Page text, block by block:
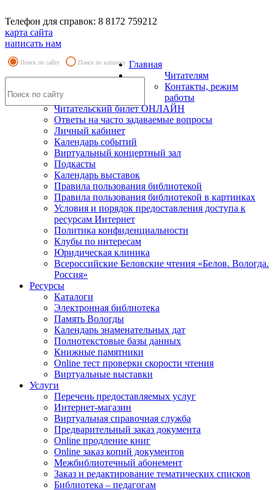
Телефон для справок: 8 8172 759212
карта сайта
написать нам
Поиск по сайту Поиск по каталогу Главная
Читателям
Контакты, режим
работы
Читательский билет ОНЛАЙН
Ответы на часто задаваемые вопросы
Личный кабинет
Календарь событий
Виртуальный концертный зал
Подкасты
Календарь выставок
Правила пользования библиотекой
Правила пользования библиотекой в картинках
Условия и порядок предоставления доступа к
ресурсам Интернет
Политика конфиденциальности
Клубы по интересам
Юридическая клиника
Всероссийские Беловские чтения «Белов. Вологда.
Россия»
Ресурсы
Каталоги
Электронная библиотека
Память Вологды
Календарь знаменательных дат
Полнотекстовые базы данных
Книжные памятники
Online тест проверки скорости чтения
Виртуальные выставки
Услуги
Перечень предоставляемых услуг
Интернет-магазин
Виртуальная справочная служба
Предварительный заказ документа
Online продление книг
Online заказ копий документов
Межбиблиотечный абонемент
Заказ и редактирование тематических списков
Библиотека – педагогам